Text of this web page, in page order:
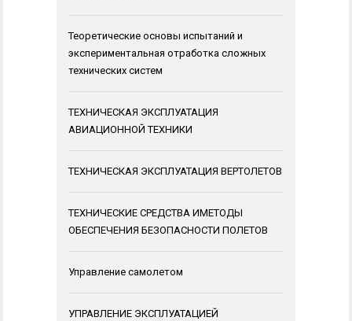
Теоретические основы испытаний и
экспериментальная отработка сложных
технических систем
ТЕХНИЧЕСКАЯ ЭКСПЛУАТАЦИЯ
АВИАЦИОННОЙ ТЕХНИКИ
ТЕХНИЧЕСКАЯ ЭКСПЛУАТАЦИЯ ВЕРТОЛЕТОВ
ТЕХНИЧЕСКИЕ СРЕДСТВА ИМЕТОДЫ
ОБЕСПЕЧЕНИЯ БЕЗОПАСНОСТИ ПОЛЕТОВ
Управление самолетом
УПРАВЛЕНИЕ ЭКСПЛУАТАЦИЕЙ